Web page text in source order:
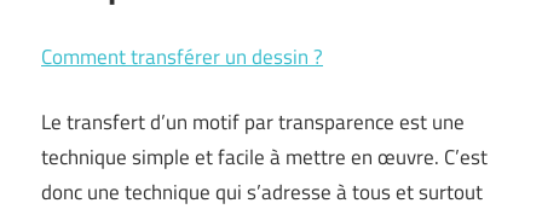
Comment transférer un dessin ?
Le transfert d’un motif par transparence est une
technique simple et facile à mettre en œuvre. C’est
donc une technique qui s’adresse à tous et surtout